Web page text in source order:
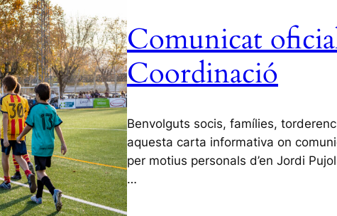
Comunicat
Coordinació
Benvolguts socis, famílies,
aquesta carta informativa on
per motius personals d’en Jordi
…